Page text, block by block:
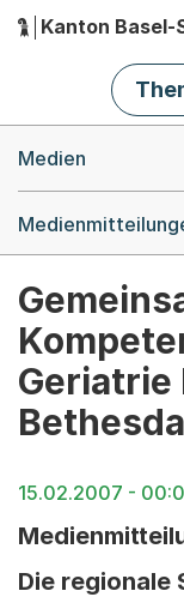
Hauptnavigation
Kanton Basel-
Medien
Geriatrie
15.02.2007 -
Die regionale